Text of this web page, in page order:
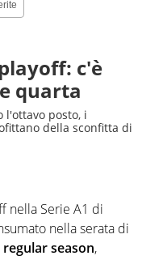
c'è
quarta
l'ottavo posto, i
della sconfitta di
nella Serie A1 di
nella serata di
regular season,